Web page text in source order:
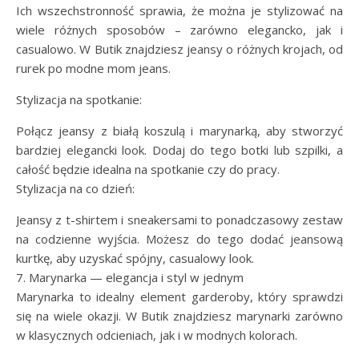
Ich wszechstronność sprawia, że można je stylizować na
wiele różnych sposobów – zarówno elegancko, jak i
casualowo. W Butik znajdziesz jeansy o różnych krojach, od
rurek po modne mom jeans.
Stylizacja na spotkanie:
Połącz jeansy z białą koszulą i marynarką, aby stworzyć
bardziej elegancki look. Dodaj do tego botki lub szpilki, a
całość będzie idealna na spotkanie czy do pracy.
Stylizacja na co dzień:
Jeansy z t-shirtem i sneakersami to ponadczasowy zestaw
na codzienne wyjścia. Możesz do tego dodać jeansową
kurtkę, aby uzyskać spójny, casualowy look.
7. Marynarka — elegancja i styl w jednym
Marynarka to idealny element garderoby, który sprawdzi
się na wiele okazji. W Butik znajdziesz marynarki zarówno
w klasycznych odcieniach, jak i w modnych kolorach.